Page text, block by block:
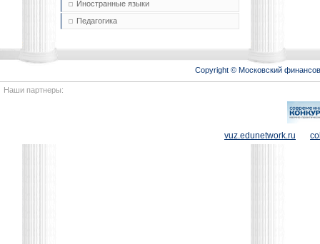
Иностранные языки
Педагогика
Copyright © Московский
Наши партнеры:
vuz.edunetwork.ru